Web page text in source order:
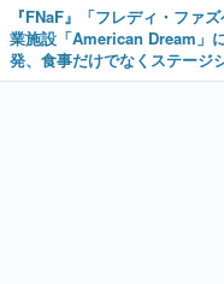
『FNaF』「フレディ・ファ
業施設「American Dream」
発、食事だけでなくステージ